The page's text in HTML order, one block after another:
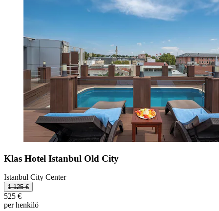
Klas Hotel Istanbul Old City
Istanbul City Center
1 125 €
525 €
per henkilö